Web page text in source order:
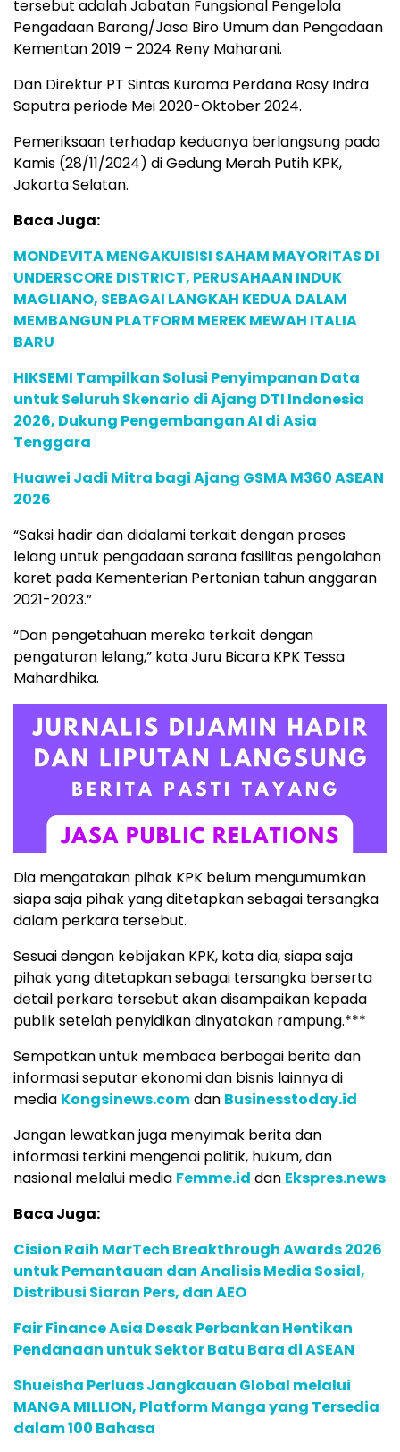
tersebut adalah Jabatan Fungsional Pengelola
Pengadaan Barang/Jasa Biro Umum dan Pengadaan
Kementan 2019 – 2024 Reny Maharani.
Dan Direktur PT Sintas Kurama Perdana Rosy Indra
Saputra periode Mei 2020-Oktober 2024.
Pemeriksaan terhadap keduanya berlangsung pada
Kamis (28/11/2024) di Gedung Merah Putih KPK,
Jakarta Selatan.
Baca Juga:
MONDEVITA MENGAKUISISI SAHAM MAYORITAS DI
UNDERSCORE DISTRICT, PERUSAHAAN INDUK
MAGLIANO, SEBAGAI LANGKAH KEDUA DALAM
MEMBANGUN PLATFORM MEREK MEWAH ITALIA
BARU
HIKSEMI Tampilkan Solusi Penyimpanan Data
untuk Seluruh Skenario di Ajang DTI Indonesia
2026, Dukung Pengembangan AI di Asia
Tenggara
Huawei Jadi Mitra bagi Ajang GSMA M360 ASEAN
2026
“Saksi hadir dan didalami terkait dengan proses
lelang untuk pengadaan sarana fasilitas pengolahan
karet pada Kementerian Pertanian tahun anggaran
2021-2023.”
“Dan pengetahuan mereka terkait dengan
pengaturan lelang,” kata Juru Bicara KPK Tessa
Mahardhika.
Dia mengatakan pihak KPK belum mengumumkan
siapa saja pihak yang ditetapkan sebagai tersangka
dalam perkara tersebut.
Sesuai dengan kebijakan KPK, kata dia, siapa saja
pihak yang ditetapkan sebagai tersangka berserta
detail perkara tersebut akan disampaikan kepada
publik setelah penyidikan dinyatakan rampung.***
Sempatkan untuk membaca berbagai berita dan
informasi seputar ekonomi dan bisnis lainnya di
media Kongsinews.comdan Businesstoday.id
Jangan lewatkan juga menyimak berita dan
informasi terkini mengenai politik, hukum, dan
nasional melalui media Femme.id dan Ekspres.news
Baca Juga:
Cision Raih MarTech Breakthrough Awards 2026
untuk Pemantauan dan Analisis Media Sosial,
Distribusi Siaran Pers, dan AEO
Fair Finance Asia Desak Perbankan Hentikan
Pendanaan untuk Sektor Batu Bara di ASEAN
Shueisha Perluas Jangkauan Global melalui
MANGA MILLION, Platform Manga yang Tersedia
dalam 100 Bahasa